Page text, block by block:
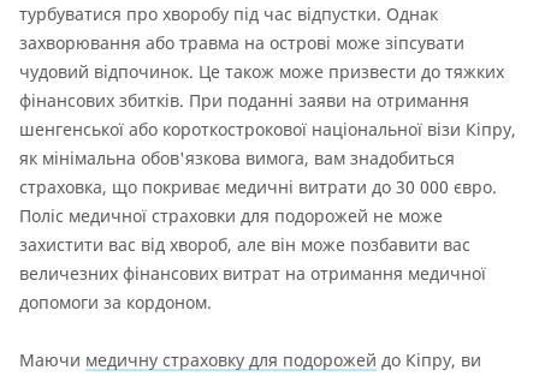
турбуватися про хворобу під час відпустки. Однак
захворювання або травма на острові може зіпсувати
чудовий відпочинок. Це також може призвести до тяжких
фінансових збитків. При поданні заяви на отримання
шенгенської або короткострокової національної візи Кіпру,
як мінімальна обов'язкова вимога, вам знадобиться
страховка, що покриває медичні витрати до 30 000 євро.
Поліс медичної страховки для подорожей не може
захистити вас від хвороб, але він може позбавити вас
величезних фінансових витрат на отримання медичної
допомоги за кордоном.
Маючи медичну страховку для подорожей до Кіпру, ви